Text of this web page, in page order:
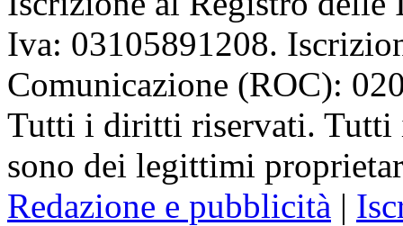
Iva: 03105891208.
Comunicazione (ROC):
Tutti i diritti riservati. Tutti
sono dei legittimi
Redazione e pubblicità |